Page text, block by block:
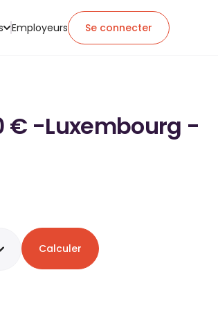
Employeurs Se connecter
€ -Luxembourg -
Calculer